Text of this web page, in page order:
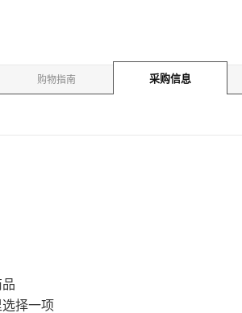
购物指南 采购信息
择一项